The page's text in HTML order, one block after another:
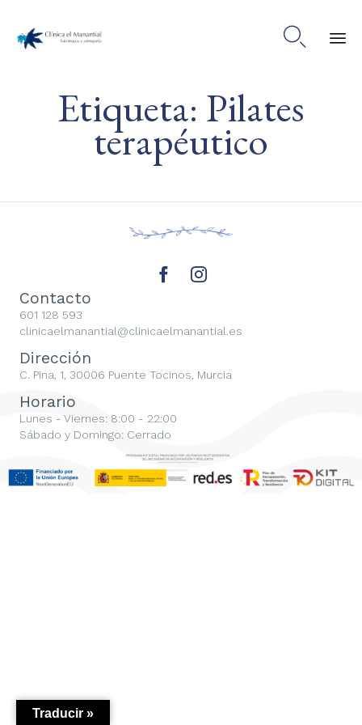

Etiqueta: Pilates
terapéutico
Contacto
601 128 593
clinicaelmanantial@clinicaelmanantial.es
Dirección
C. Pina, 1, 30006 Puente Tocinos, Murcia
Horario
Lunes - Viernes: 8:00 - 22:00
Sábado y Domingo: Cerrado
Traducir »